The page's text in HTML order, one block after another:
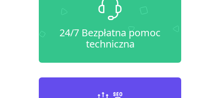
24/7 Bezpłatna pomoc
techniczna